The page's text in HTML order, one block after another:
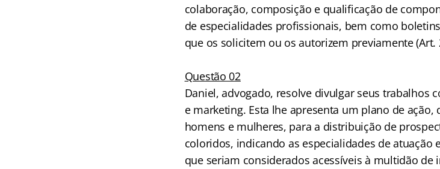
colaboração, composição e qualificação de
de especialidades profissionais, bem como
que os solicitem ou os autorizem previamente (Art.
Questão 02
Daniel, advogado, resolve divulgar seus trabalhos
e marketing. Esta lhe apresenta um plano de
homens e mulheres, para a distribuição de
coloridos, indicando as especialidades de atuação
que seriam considerados acessíveis à multidão de